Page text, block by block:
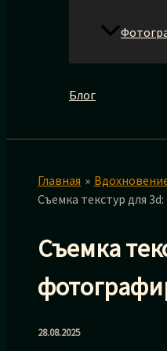
Блог
Главная
Съемка текстур для
Съемка
28.08.2025